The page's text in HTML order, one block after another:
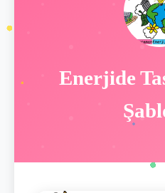
Enerjide